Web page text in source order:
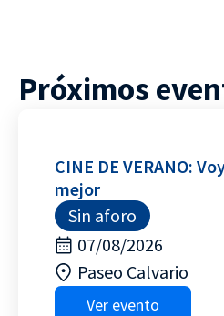
Próximos
CINE DE VERANO:
mejor
Sin aforo
07/08/2026
Paseo Calvario
Ver evento